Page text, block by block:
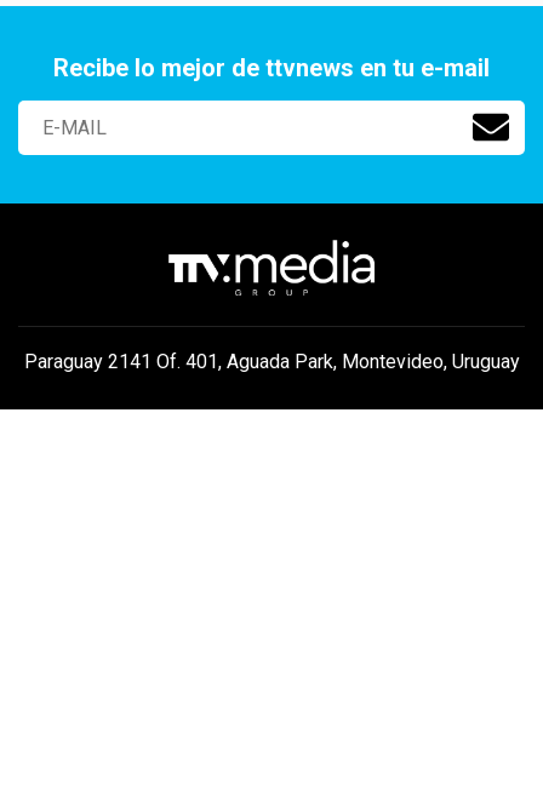
Recibe lo mejor de ttvnews en tu e-mail
Paraguay 2141 Of. 401, Aguada Park, Montevideo, Uruguay